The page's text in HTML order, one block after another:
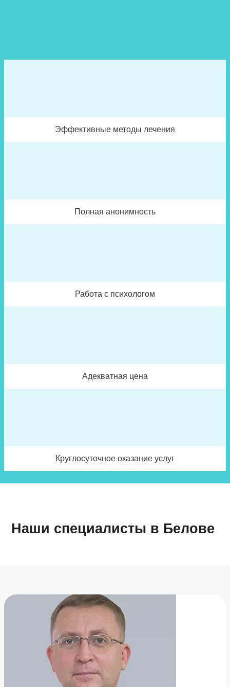
Эффективные методы лечения
Полная анонимность
Работа с психологом
Адекватная цена
Круглосуточное оказание услуг
Наши специалисты в Белове